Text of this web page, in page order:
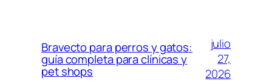
Bravecto para perros y gatos:
guía completa para clínicas y
pet shops
julio
27,
2026